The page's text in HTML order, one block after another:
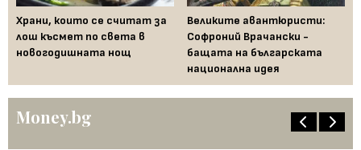
Храни, които се считат за
лош късмет по света в
новогодишната нощ
Великите авантюристи:
Софроний Врачански -
бащата на българската
национална идея
Money.bg